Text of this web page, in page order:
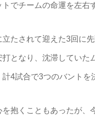
でチームの命運を左右
たされて迎えた3回に
となり、沈滞してい
4試合で3つのバントを
くこともあったが、